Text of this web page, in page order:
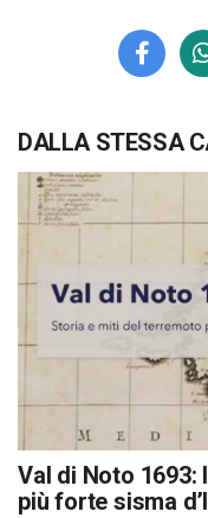
DALLA STESSA
Val di Noto 1693:
più forte sisma